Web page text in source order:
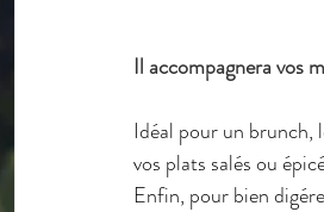
Il accompagnera vos
Idéal pour un brunch,
vos plats salés ou
Enfin, pour bien